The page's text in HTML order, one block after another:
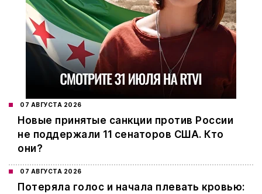
07 АВГУСТА 2026
Новые принятые санкции против России
не поддержали 11 сенаторов США. Кто
они?
07 АВГУСТА 2026
Потеряла голос и начала плевать кровью: